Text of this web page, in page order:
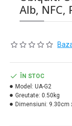
Alb, NFC,
ÎN STOC
Model: UA-G2
Greutate: 0.50kg
Dimensiuni: 9.30cm